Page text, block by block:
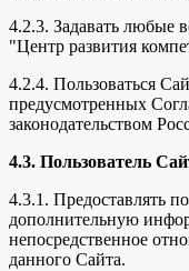
4.2.3. Задавать любые
"Центр развития
4.2.4. Пользоваться
предусмотренных
законодательством
4.3. Пользователь
4.3.1. Предоставлять
дополнительную
непосредственное
данного Сайта.